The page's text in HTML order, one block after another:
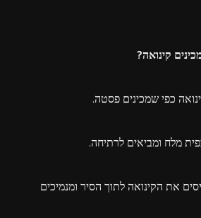
קינואה?
כפי שמכינים פסטה.
מלח ומביאים לרתיחה.
את הקינואה לתוך הסיר ומנמיכים